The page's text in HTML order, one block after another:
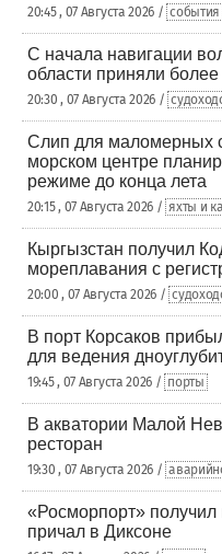
20:45 , 07 Августа 2026 / события
С начала навигации
области приняли
20:30 , 07 Августа 2026 /
Слип для маломерных
морском центре
режиме до конца лета
20:15 , 07 Августа 2026 / яхты и
Кыргызстан получил
мореплавания с
20:00 , 07 Августа 2026 /
В порт Корсаков
для ведения
19:45 , 07 Августа 2026 / порты
В акватории Малой
ресторан
19:30 , 07 Августа 2026 /
«Росморпорт»
причал в Диксоне